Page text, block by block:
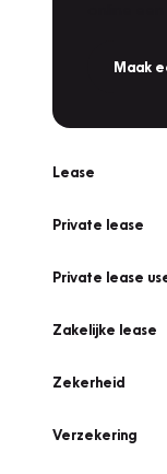
Maak
Lease
Private lease
Private lease
Zakelijke lease
Zekerheid
Verzekering